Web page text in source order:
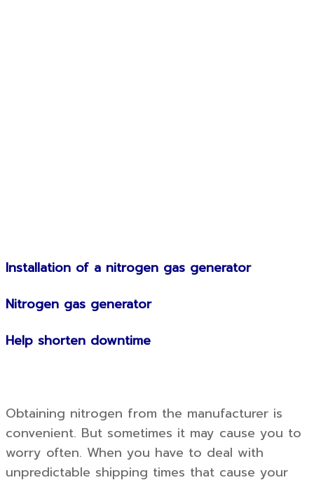
Installation of a nitrogen gas generator
Nitrogen gas generator
Help shorten downtime
Obtaining nitrogen from the manufacturer is
convenient. But sometimes it may cause you to
worry often. When you have to deal with
unpredictable shipping times that cause your